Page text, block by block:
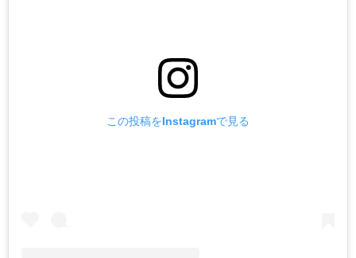
この投稿をInstagramで見る